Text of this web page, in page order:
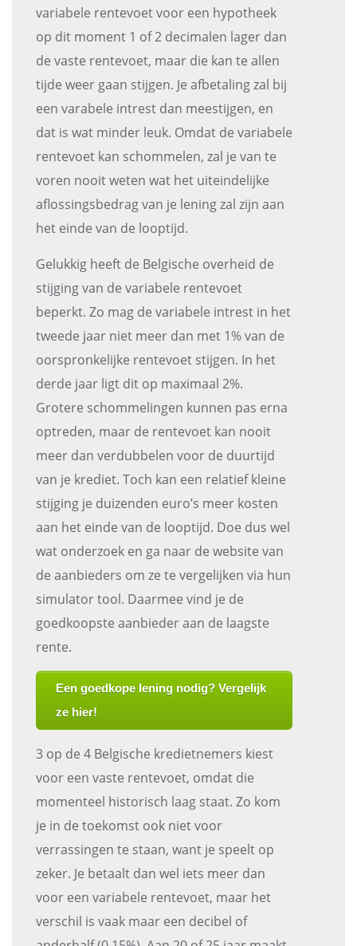
variabele rentevoet voor een hypotheek
op dit moment 1 of 2 decimalen lager dan
de vaste rentevoet, maar die kan te allen
tijde weer gaan stijgen. Je afbetaling zal bij
een varabele intrest dan meestijgen, en
dat is wat minder leuk. Omdat de variabele
rentevoet kan schommelen, zal je van te
voren nooit weten wat het uiteindelijke
aflossingsbedrag van je lening zal zijn aan
het einde van de looptijd.
Gelukkig heeft de Belgische overheid de
stijging van de variabele rentevoet
beperkt. Zo mag de variabele intrest in het
tweede jaar niet meer dan met 1% van de
oorspronkelijke rentevoet stijgen. In het
derde jaar ligt dit op maximaal 2%.
Grotere schommelingen kunnen pas erna
optreden, maar de rentevoet kan nooit
meer dan verdubbelen voor de duurtijd
van je krediet. Toch kan een relatief kleine
stijging je duizenden euro’s meer kosten
aan het einde van de looptijd. Doe dus wel
wat onderzoek en ga naar de website van
de aanbieders om ze te vergelijken via hun
simulator tool. Daarmee vind je de
goedkoopste aanbieder aan de laagste
rente.
Een goedkope lening nodig? Vergelijk
ze hier!
3 op de 4 Belgische kredietnemers kiest
voor een vaste rentevoet, omdat die
momenteel historisch laag staat. Zo kom
je in de toekomst ook niet voor
verrassingen te staan, want je speelt op
zeker. Je betaalt dan wel iets meer dan
voor een variabele rentevoet, maar het
verschil is vaak maar een decibel of